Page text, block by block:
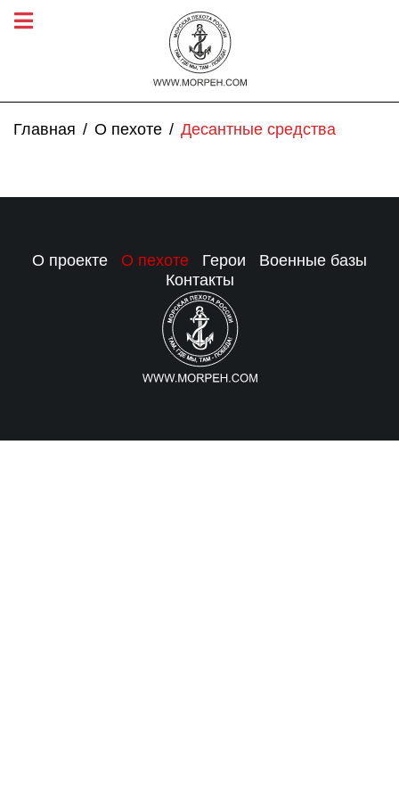
Главная О пехоте Десантные средства
О проекте О пехоте Герои
Военные базы
Контакты